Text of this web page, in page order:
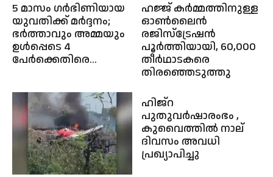
5 മാസം ഗർഭിണിയായ
യുവതിക്ക് മര്‍ദ്ദനം;
ഭർത്താവും അമ്മയും
ഉൾപ്പെടെ 4
പേർക്കെതിരെ...
ഹജ്ജ് കർമ്മത്തിനുള്ള
ഓൺലൈൻ
രജിസ്ട്രേഷൻ
പൂർത്തിയായി, 60,000
തീർഥാടകരെ
തിരഞ്ഞെടുത്തു
ഹിജ്‌റ
പുതുവര്‍ഷാരംഭം ,
കുവൈത്തിൽ നാല്
ദിവസം അവധി
പ്രഖ്യാപിച്ചു